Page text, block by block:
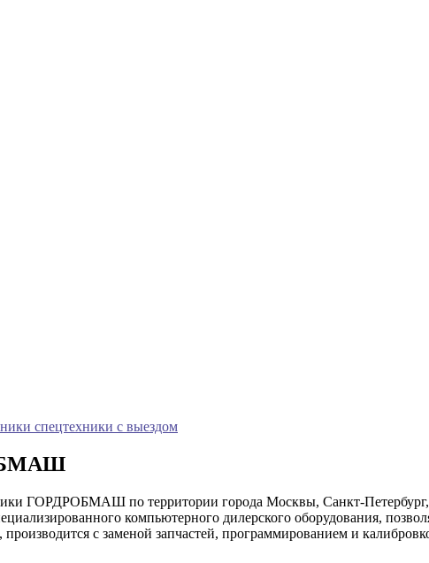
спецтехники с выездом
ГОРДРОБМАШ по территории города Москвы, Санкт-
компьютерного дилерского оборудования,
с заменой запчастей, программированием и